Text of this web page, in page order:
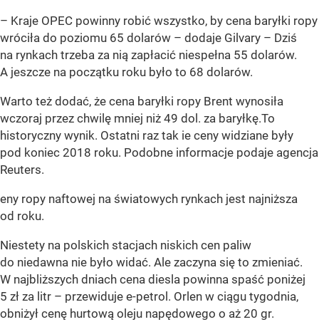
– Kraje OPEC powinny robić wszystko, by cena baryłki ropy
wróciła do poziomu 65 dolarów – dodaje Gilvary – Dziś
na rynkach trzeba za nią zapłacić niespełna 55 dolarów.
A jeszcze na początku roku było to 68 dolarów.
Warto też dodać, że cena baryłki ropy Brent wynosiła
wczoraj przez chwilę mniej niż 49 dol. za baryłkę.To
historyczny wynik. Ostatni raz tak ie ceny widziane były
pod koniec 2018 roku. Podobne informacje podaje agencja
Reuters.
eny ropy naftowej na światowych rynkach jest najniższa
od roku.
Niestety na polskich stacjach niskich cen paliw
do niedawna nie było widać. Ale zaczyna się to zmieniać.
W najbliższych dniach cena diesla powinna spaść poniżej
5 zł za litr – przewiduje e-petrol. Orlen w ciągu tygodnia,
obniżył cenę hurtową oleju napędowego o aż 20 gr.